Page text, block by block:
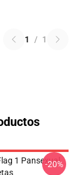
1 / 1
1 Pansexual
-20%